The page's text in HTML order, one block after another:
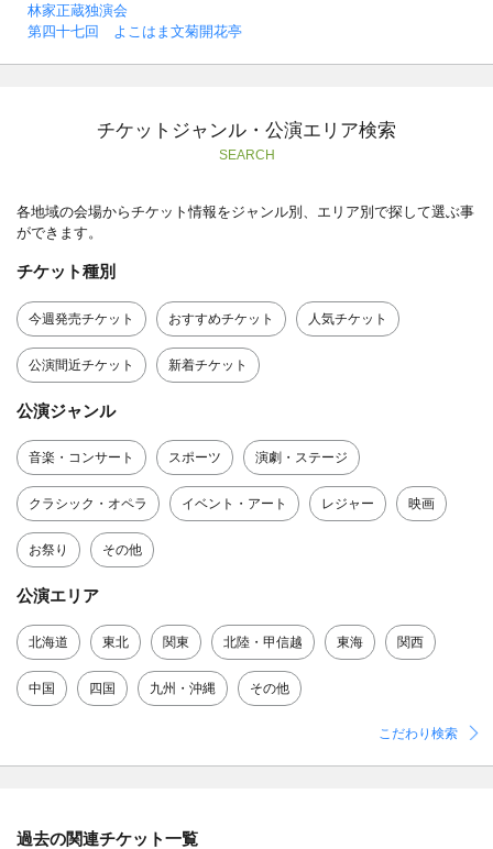
林家正蔵独演会
第四十七回 よこはま文菊開花亭
チケットジャンル・公演エリア検索
SEARCH
各地域の会場からチケット情報をジャンル別、エリア別で探して選ぶ事
ができます。
チケット種別
今週発売チケット おすすめチケット 人気チケット
公演間近チケット 新着チケット
公演ジャンル
音楽・コンサート スポーツ 演劇・ステージ
クラシック・オペラ イベント・アート レジャー 映画
お祭り その他
公演エリア
北海道 東北 関東 北陸・甲信越 東海 関西
中国 四国 九州・沖縄 その他
こだわり検索
過去の関連チケット一覧